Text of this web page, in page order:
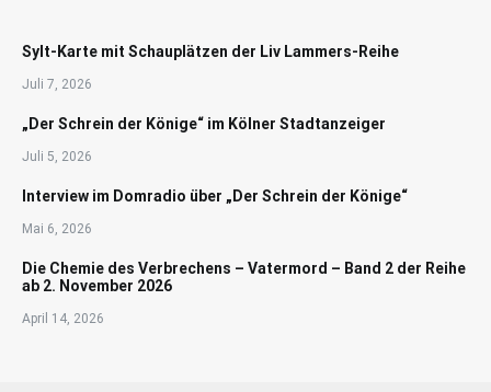
Sylt-Karte mit Schauplätzen der Liv Lammers-Reihe
Juli 7, 2026
„Der Schrein der Könige“ im Kölner Stadtanzeiger
Juli 5, 2026
Interview im Domradio über „Der Schrein der Könige“
Mai 6, 2026
Die Chemie des Verbrechens – Vatermord – Band 2 der Reihe
ab 2. November 2026
April 14, 2026